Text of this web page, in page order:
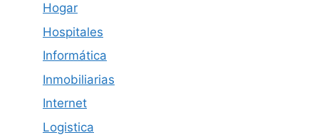
Hogar
Hospitales
Informática
Inmobiliarias
Internet
Logistica